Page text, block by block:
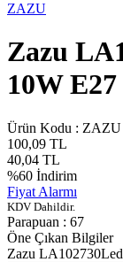
ZAZU
Zazu
10W
Ürün Kodu : ZAZU
100,09 TL
40,04 TL
%60 İndirim
Fiyat Alarmı
KDV Dahildir.
Parapuan : 67
Öne Çıkan Bilgiler
Zazu